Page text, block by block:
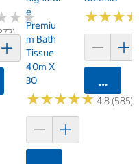
★★
★★
담기
E
Premiu
M Bath
Tissue
40m X
30
★★★★★
★★★★★4.8 (585)
★★★
★★★
카트에